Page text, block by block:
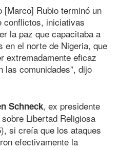
[Marco] Rubio terminó un
conflictos, iniciativas
la paz que capacitaba a
el norte de Nigeria, que
extremadamente eficaz
las comunidades”, dijo
Schneck, ex presidente
Libertad Religiosa
si creía que los ataques
efectivamente la